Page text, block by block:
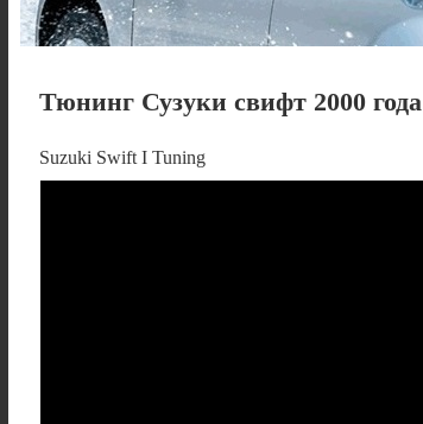
Тюнинг Сузуки свифт 2000 года
Suzuki Swift I Tuning